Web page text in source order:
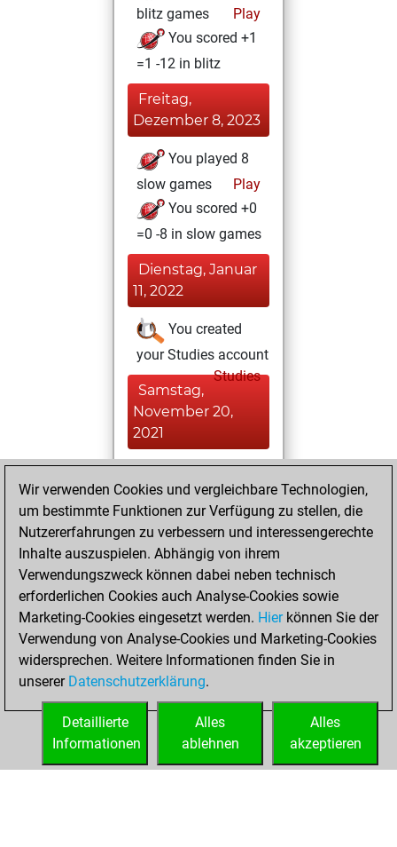
blitz games
Play
You scored +1
=1 -12 in blitz
Freitag,
Dezember 8, 2023
You played 8
slow games
Play
You scored +0
=0 -8 in slow games
Dienstag, Januar
11, 2022
You created
your Studies account
Studies
Samstag,
November 20,
2021
You achieved a
BeautyScore of 11
Fritz
You
achieved a new Elo
of 1592
You created
your Fritz account
You played 1
bullet games
Play
You scored +0
=0 -1 in bullet
Wir verwenden Cookies und vergleichbare Technologien,
um bestimmte Funktionen zur Verfügung zu stellen, die
Nutzererfahrungen zu verbessern und interessengerechte
Inhalte auszuspielen. Abhängig von ihrem
Verwendungszweck können dabei neben technisch
erforderlichen Cookies auch Analyse-Cookies sowie
Marketing-Cookies eingesetzt werden. Hierkönnen Sie der
Verwendung von Analyse-Cookies und Marketing-Cookies
widersprechen. Weitere Informationen finden Sie in
unserer Datenschutzerklärung.
Alles
akzeptieren
Alles
ablehnen
Detaillierte
Informationen